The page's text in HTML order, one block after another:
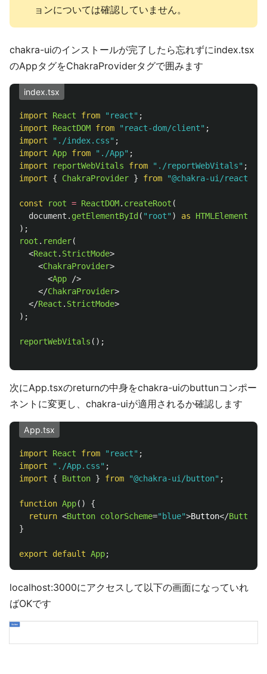
ョンについては確認していません。
chakra-uiのインストールが完了したら忘れずにindex.tsx
のAppタグをChakraProviderタグで囲みます
index.tsx
import React from " react" ;
import
ReactDOM from " react-dom/client" ;
import
" ./index.css" ;
import App from " ./App" ;
import
reportWebVitals from " ./reportWebVitals" ;
import
{ ChakraProvider } from "@chakra-ui/react
const root = ReactDOM. createRoot (
document . getElementById ( " root" ) as HTMLElement
);
root . render(
<React . StrictMode>
<ChakraProvider>
<App
/>
</ChakraProvider>
</React . StrictMode>
);
reportWebVitals ();
次にApp.tsxのreturnの中身をchakra-uiのbuttunコンポー
ネントに変更し、chakra-uiが適用されるか確認します
App.tsx
import React from " react" ;
import
" ./App.css" ;
import
{ Button } from "@chakra-ui/button" ;
function App()
{
return <Button colorScheme="blue">Button</Button
}
export default App;
localhost:3000にアクセスして以下の画面になっていれ
ばOKです